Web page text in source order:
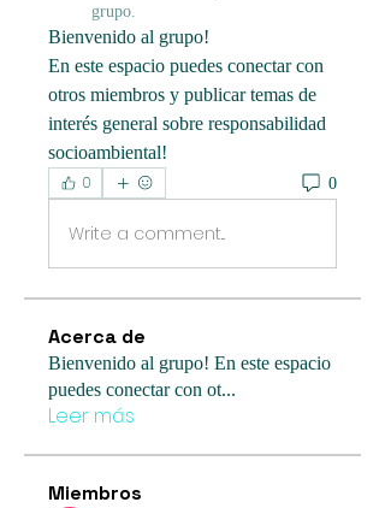
grupo.
Bienvenido al grupo!
En este espacio puedes conectar con
otros miembros y publicar temas de
interés general sobre responsabilidad
socioambiental!
0
0
Write a comment...
Acerca de
Bienvenido al grupo! En este espacio
puedes conectar con ot...
Leer más
Miembros